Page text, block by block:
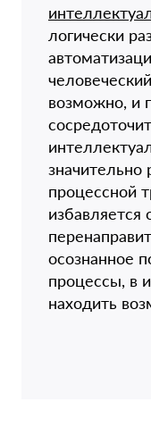
логически
возможно, и
процессной
избавляется
осознанное
процессы, в
находить